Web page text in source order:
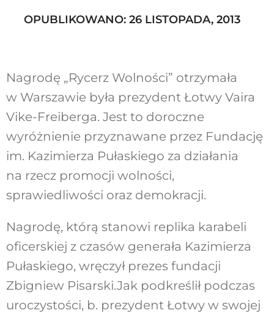
OPUBLIKOWANO: 26 LISTOPADA, 2013
Nagrodę „Rycerz Wolności” otrzymała
w Warszawie była prezydent Łotwy Vaira
Vike-Freiberga. Jest to doroczne
wyróżnienie przyznawane przez Fundację
im. Kazimierza Pułaskiego za działania
na rzecz promocji wolności,
sprawiedliwości oraz demokracji.
Nagrodę, którą stanowi replika karabeli
oficerskiej z czasów generała Kazimierza
Pułaskiego, wręczył prezes fundacji
Zbigniew Pisarski.Jak podkreślił podczas
uroczystości, b. prezydent Łotwy w swojej